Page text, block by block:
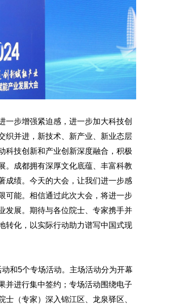
一步增强紧迫感，进一步加大科技创
织并进，新技术、新产业、新业态层
科技创新和产业创新深度融合，积极
。成都拥有深厚文化底蕴、丰富科教
成绩。今天的大会，让我们进一步感
可能。相信通过此次大会，将进一步
发展。期待与各位院士、专家携手并
转化，以实际行动助力谱写中国式现
和5个专场活动。主场活动分为开幕
并进行集中签约；专场活动围绕电子
（专家）深入锦江区、龙泉驿区、